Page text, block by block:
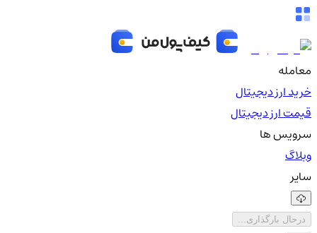
معامله
خرید ارز دیجیتال
قیمت ارز دیجیتال
سرویس ها
وبلاگ
سایر
درحال بارگذاری...